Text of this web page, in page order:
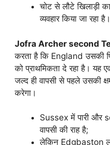
चोट से लौटे खिलाड़ी
व्यवहार किया जा रहा है।
Jofra Archer second
करता है कि England उसकी
को प्राथमिकता दे रहा है। यह
जल्द ही वापसी से पहले उसकी
करेगा।
Sussex में पारी और
वापसी की राह है;
लेकिन Edgbaston